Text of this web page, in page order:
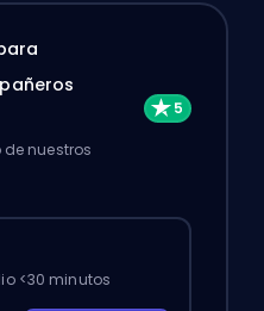
nuestros
<30 minutos